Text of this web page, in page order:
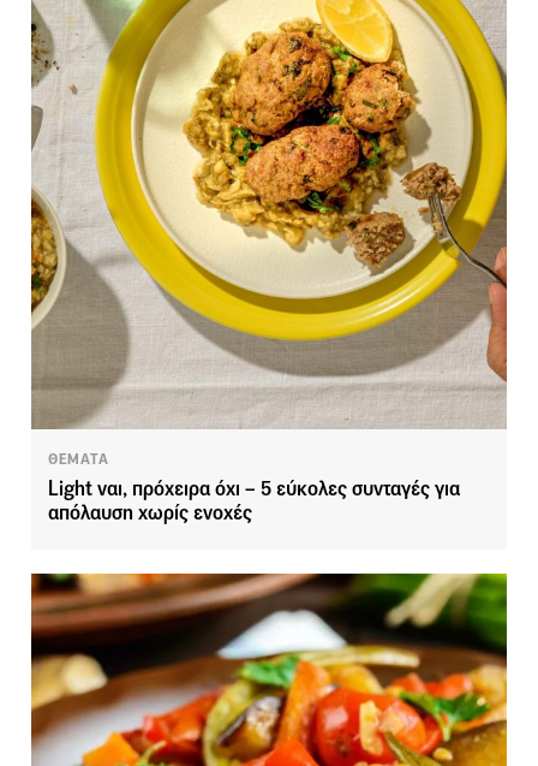
ΘΕΜΑΤΑ
Light ναι, πρόχειρα όχι – 5 εύκολες συνταγές για
απόλαυση χωρίς ενοχές